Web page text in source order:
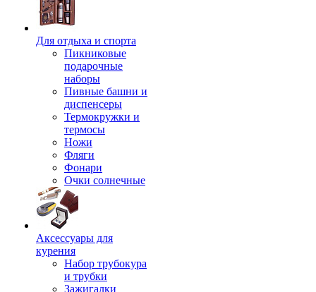
Для отдыха и спорта
Пикниковые
подарочные
наборы
Пивные башни и
диспенсеры
Термокружки и
термосы
Ножи
Фляги
Фонари
Очки солнечные
Аксессуары для
курения
Набор трубокура
и трубки
Зажигалки